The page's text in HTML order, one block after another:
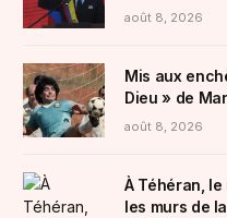
soutien
août 8, 2026
Mis aux
Dieu » de
gros
août 8, 2026
À Téhéran,
les murs de